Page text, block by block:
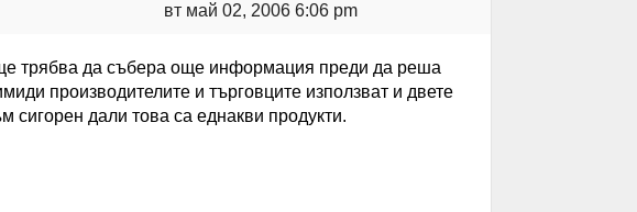
вт май 02, 2006 6:06 pm
трябва да събера още информация преди да реша
производителите и търговците използват и двете
дали това са еднакви продукти.